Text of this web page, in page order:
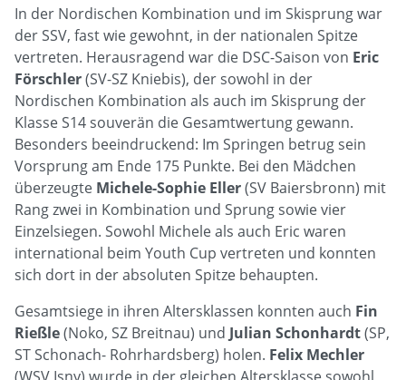
In der Nordischen Kombination und im Skisprung war
der SSV, fast wie gewohnt, in der nationalen Spitze
vertreten. Herausragend war die DSC-Saison von Eric
Förschler(SV-SZ Kniebis), der sowohl in der
Nordischen Kombination als auch im Skisprung der
Klasse S14 souverän die Gesamtwertung gewann.
Besonders beeindruckend: Im Springen betrug sein
Vorsprung am Ende 175 Punkte. Bei den Mädchen
überzeugte Michele-Sophie Eller(SV Baiersbronn) mit
Rang zwei in Kombination und Sprung sowie vier
Einzelsiegen. Sowohl Michele als auch Eric waren
international beim Youth Cup vertreten und konnten
sich dort in der absoluten Spitze behaupten.
Gesamtsiege in ihren Altersklassen konnten auch Fin
Rießle(Noko, SZ Breitnau) und Julian Schonhardt(SP,
ST Schonach- Rohrhardsberg) holen. Felix Mechler